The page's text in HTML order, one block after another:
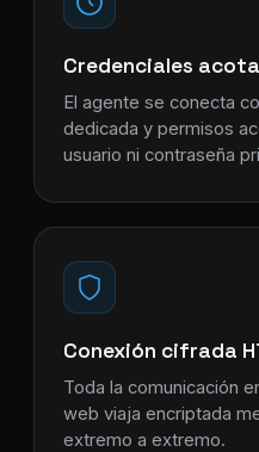
Credenciales
El agente se conecta
dedicada y permisos
usuario ni contraseña
Conexión cifrada
Toda la comunicación
web viaja encriptada
extremo a extremo.